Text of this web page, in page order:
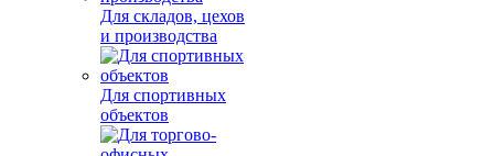
Для складов, цехов
и производства
Для спортивных
объектов